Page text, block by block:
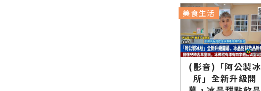
(影音)「阿公製冰
所」全新升級開
美食生活